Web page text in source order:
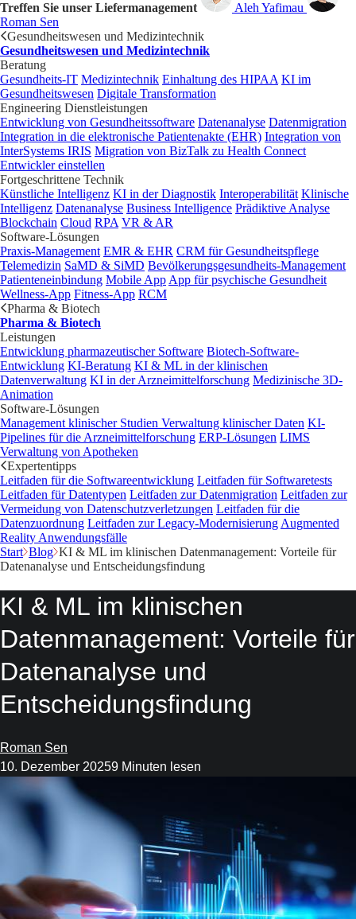
Treffen Sie unser Liefermanagement
Aleh Yafimau
Roman Sen
Gesundheitswesen und Medizintechnik
Gesundheitswesen und Medizintechnik
Beratung
Gesundheits-IT Medizintechnik Einhaltung des HIPAA KI im
Gesundheitswesen Digitale Transformation
Engineering Dienstleistungen
Entwicklung von Gesundheitssoftware Datenanalyse Datenmigration
Integration in die elektronische Patientenakte (EHR) Integration von
InterSystems IRIS Migration von BizTalk zu Health Connect
Entwickler einstellen
Fortgeschrittene Technik
Künstliche Intelligenz KI in der Diagnostik Interoperabilität Klinische
Intelligenz Datenanalyse Business Intelligence Prädiktive Analyse
Blockchain Cloud RPA VR & AR
Software-Lösungen
Praxis-Management EMR & EHR CRM für Gesundheitspflege
Telemedizin SaMD & SiMD Bevölkerungsgesundheits-Management
Patienteneinbindung Mobile App App für psychische Gesundheit
Wellness-App Fitness-App RCM
Pharma & Biotech
Pharma & Biotech
Leistungen
Entwicklung pharmazeutischer Software Biotech-Software-
Entwicklung KI-Beratung KI & ML in der klinischen
Datenverwaltung KI in der Arzneimittelforschung Medizinische 3D-
Animation
Software-Lösungen
Management klinischer Studien Verwaltung klinischer Daten KI-
Pipelines für die Arzneimittelforschung ERP-Lösungen LIMS
Verwaltung von Apotheken
Expertentipps
Leitfaden für die Softwareentwicklung Leitfaden für Softwaretests
Leitfaden für Datentypen Leitfaden zur Datenmigration Leitfaden zur
Vermeidung von Datenschutzverletzungen Leitfaden für die
Datenzuordnung Leitfaden zur Legacy-Modernisierung Augmented
Reality Anwendungsfälle
Start Blog KI & ML im klinischen Datenmanagement: Vorteile für
Datenanalyse und Entscheidungsfindung
KI & ML im klinischen
Datenmanagement: Vorteile für
Datenanalyse und
Entscheidungsfindung
Roman Sen
10. Dezember 20259 Minuten lesen